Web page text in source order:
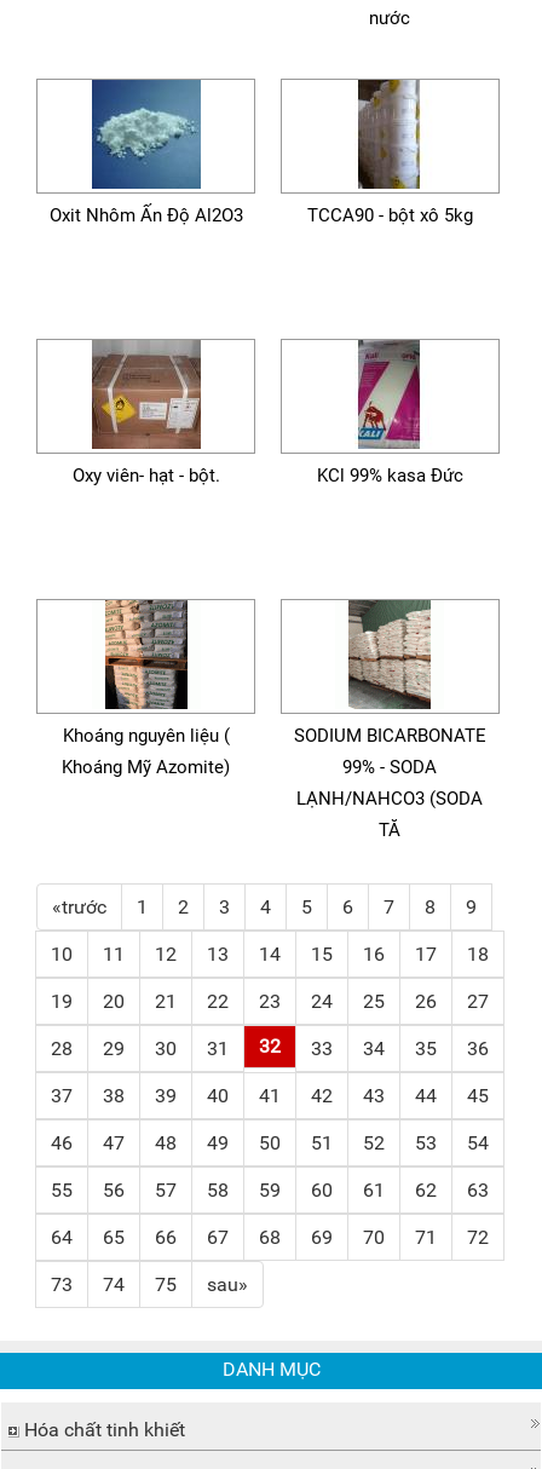
nước
Oxit Nhôm Ấn Độ Al2O3 TCCA90 - bột xô 5kg
Oxy viên- hạt - bột. KCl 99% kasa Đức
Khoáng nguyên liệu (
Khoáng Mỹ Azomite)
SODIUM BICARBONATE
99% - SODA
LẠNH/NAHCO3 (SODA
TĂ
«trước 1 2 3 4 5 6 7 8 9
10 11 12 13 14 15 16 17 18
19 20 21 22 23 24 25 26 27
28 29 30 31 32 33 34 35 36
37 38 39 40 41 42 43 44 45
46 47 48 49 50 51 52 53 54
55 56 57 58 59 60 61 62 63
64 65 66 67 68 69 70 71 72
73 74 75 sau»
DANH MỤC
Hóa chất tinh khiết